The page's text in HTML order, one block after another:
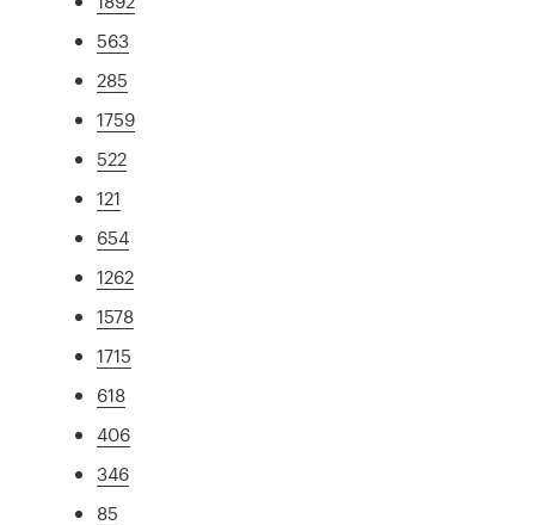
563
285
1759
522
121
654
1262
1578
1715
618
406
346
85